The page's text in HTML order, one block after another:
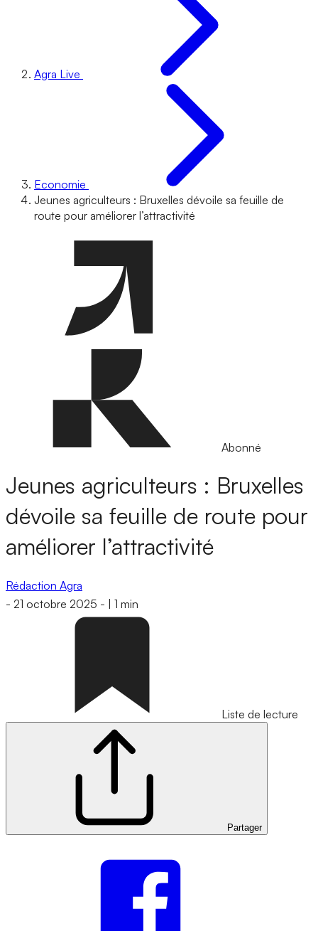
Agra Live
Economie
Jeunes agriculteurs : Bruxelles dévoile sa feuille de
route pour améliorer l’attractivité
Abonné
Jeunes agriculteurs : Bruxelles
dévoile sa feuille de route pour
améliorer l’attractivité
Rédaction Agra
- 21 octobre 2025 - 1 min
Liste de lecture
Partager